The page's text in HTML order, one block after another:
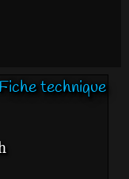
Fiche technique